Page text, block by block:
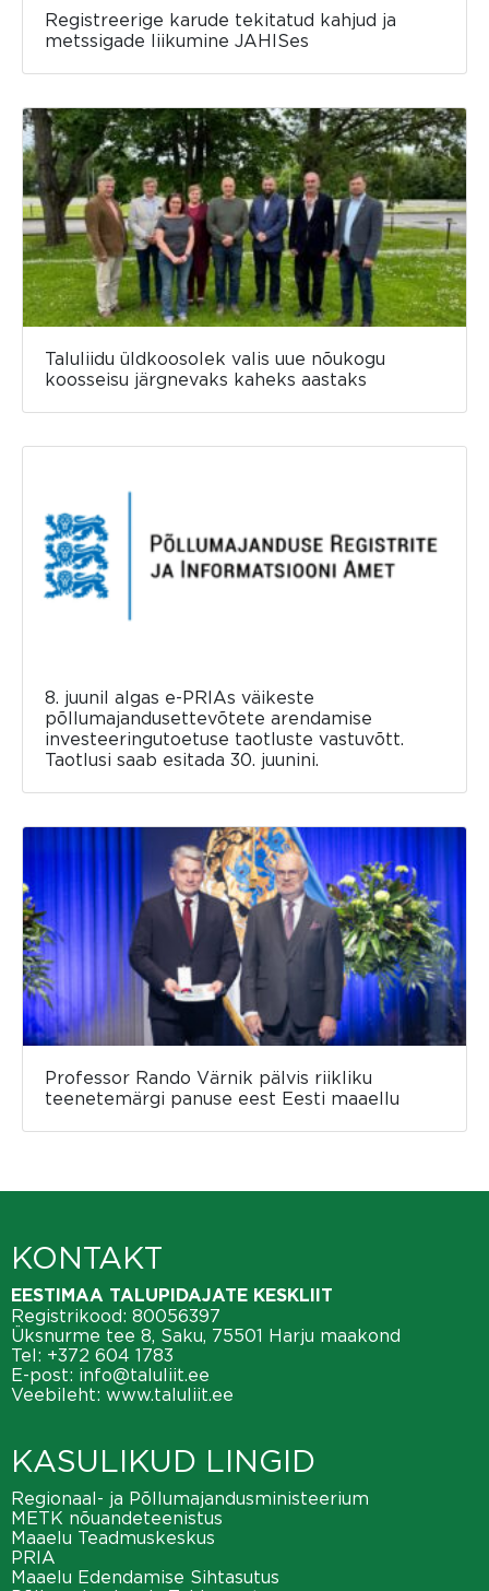
Registreerige karude tekitatud kahjud ja
metssigade liikumine JAHISes
Taluliidu üldkoosolek valis uue nõukogu
koosseisu järgnevaks kaheks aastaks
8. juunil algas e-PRIAs väikeste
põllumajandusettevõtete arendamise
investeeringutoetuse taotluste vastuvõtt.
Taotlusi saab esitada 30. juunini.
Professor Rando Värnik pälvis riikliku
teenetemärgi panuse eest Eesti maaellu
KONTAKT
EESTIMAA TALUPIDAJATE KESKLIIT
Registrikood: 80056397
Üksnurme tee 8, Saku, 75501 Harju maakond
Tel: +372 604 1783
E-post: info@taluliit.ee
Veebileht: www.taluliit.ee
KASULIKUD LINGID
Regionaal- ja Põllumajandusministeerium
METK nõuandeteenistus
Maaelu Teadmuskeskus
PRIA
Maaelu Edendamise Sihtasutus